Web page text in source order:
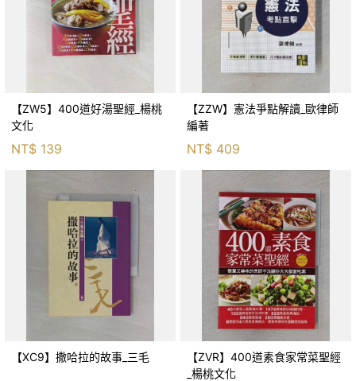
【ZW5】400道好湯聖經_楊桃
文化
NT$ 139
【ZZW】憲法爭點解讀_歐律師
編著
NT$ 409
【XC9】撒哈拉的故事_三毛
【ZVR】400道素食家常菜聖經
_楊桃文化